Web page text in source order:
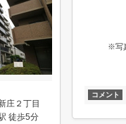
※写
コメント
庄２丁目
徒歩5分